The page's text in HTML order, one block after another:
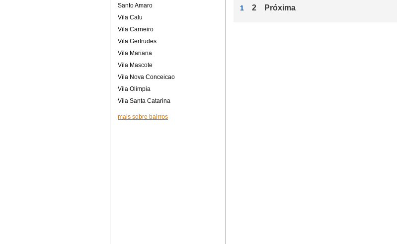
Santo Amaro
Vila Calu
Vila Carneiro
Vila Gertrudes
Vila Mariana
Vila Mascote
Vila Nova Conceicao
Vila Olimpia
Vila Santa Catarina
mais sobre bairros
1 2 Próxima